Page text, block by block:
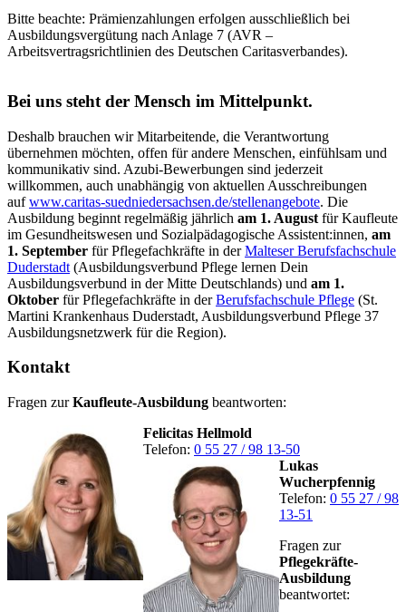
Bitte beachte: Prämienzahlungen erfolgen ausschließlich bei
Ausbildungsvergütung nach Anlage 7 (AVR –
Arbeitsvertragsrichtlinien des Deutschen Caritasverbandes).
Bei uns steht der Mensch im Mittelpunkt.
Deshalb brauchen wir Mitarbeitende, die Verantwortung
übernehmen möchten, offen für andere Menschen, einfühlsam und
kommunikativ sind. Azubi-Bewerbungen sind jederzeit
willkommen, auch unabhängig von aktuellen Ausschreibungen
aufwww.caritas-suedniedersachsen.de/stellenangebote. Die
Ausbildung beginnt regelmäßig jährlich am 1. August für Kaufleute
im Gesundheitswesen und Sozialpädagogische Assistent:innen, am
1. September für Pflegefachkräfte in derMalteser Berufsfachschule
Duderstadt (Ausbildungsverbund Pflege lernen Dein
Ausbildungsverbund in der Mitte Deutschlands) und am 1.
Oktober für Pflegefachkräfte in derBerufsfachschule Pflege (St.
Martini Krankenhaus Duderstadt, Ausbildungsverbund Pflege 37
Ausbildungsnetzwerk für die Region).
Kontakt
Fragen zurKaufleute-Ausbildung beantworten:
Felicitas Hellmold
Telefon: 0 55 27 / 98 13-50
Lukas
Wucherpfennig
Telefon: 0 55 27 / 98
13-51
Fragen zur
Pflegekräfte-
Ausbildung
beantwortet: